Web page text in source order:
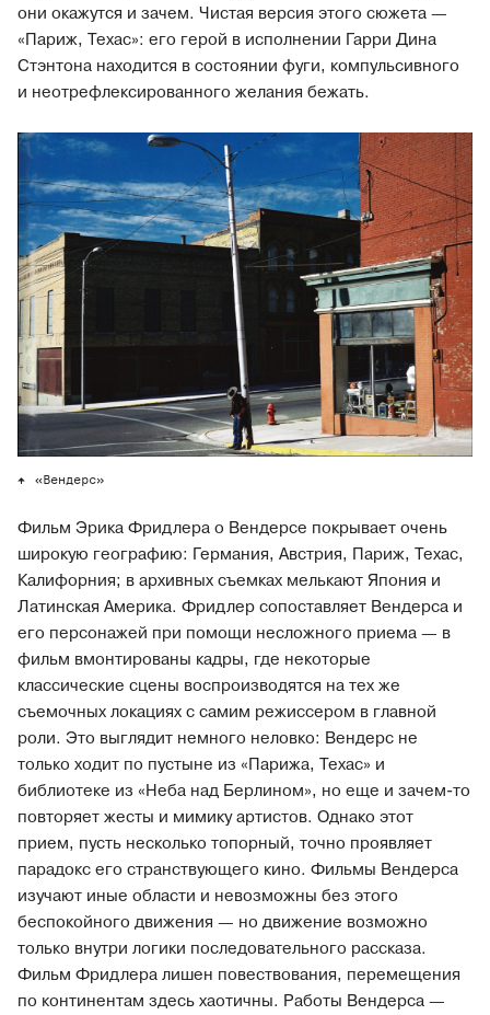
они окажутся и зачем. Чистая версия этого сюжета —
«Париж, Техас»: его герой в исполнении Гарри Дина
Стэнтона находится в состоянии фуги, компульсивного
и неотрефлексированного желания бежать.
«Вендерс»
Фильм Эрика Фридлера о Вендерсе покрывает очень
широкую географию: Германия, Австрия, Париж, Техас,
Калифорния; в архивных съемках мелькают Япония и
Латинская Америка. Фридлер сопоставляет Вендерса и
его персонажей при помощи несложного приема — в
фильм вмонтированы кадры, где некоторые
классические сцены воспроизводятся на тех же
съемочных локациях с самим режиссером в главной
роли. Это выглядит немного неловко: Вендерс не
только ходит по пустыне из «Парижа, Техас» и
библиотеке из «Неба над Берлином», но еще и зачем-то
повторяет жесты и мимику артистов. Однако этот
прием, пусть несколько топорный, точно проявляет
парадокс его странствующего кино. Фильмы Вендерса
изучают иные области и невозможны без этого
беспокойного движения — но движение возможно
только внутри логики последовательного рассказа.
Фильм Фридлера лишен повествования, перемещения
по континентам здесь хаотичны. Работы Вендерса —